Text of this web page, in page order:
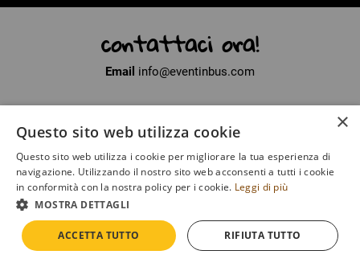
contattaci ora!
Email info@eventinbus.com
Partita Iva01371040450
Iscritto al registro delle Imprese di La Spezia
Numero di iscrizioneSP - 135649
DEVELOPED BY EMOTION DESIGN
×
Questo sito web utilizza cookie
Questo sito web utilizza i cookie per migliorare la tua esperienza di
navigazione. Utilizzando il nostro sito web acconsenti a tutti i cookie
in conformità con la nostra policy per i cookie. Leggi di più
MOSTRA DETTAGLI
ACCETTA TUTTO RIFIUTA TUTTO